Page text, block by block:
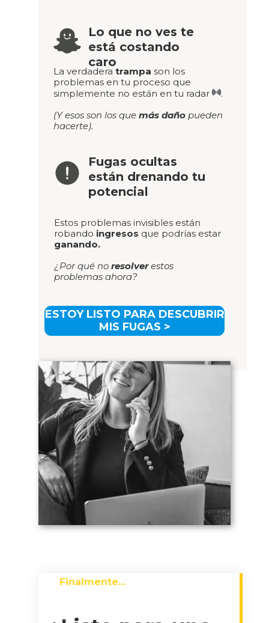
ESTOY LISTO PARA DESCUBRIR
MIS FUGAS >
La verdadera trampa son los
problemas en tu proceso que
simplemente no están en tu radar
.
(Y esos son los que más daño pueden
hacerte).
Lo que no ves te
está costando
caro
Estos problemas invisibles están
robando ingresos que podrías estar
ganando.
¿Por qué no resolverestos
problemas ahora?
Fugas ocultas
están drenando tu
potencial
Finalmente...